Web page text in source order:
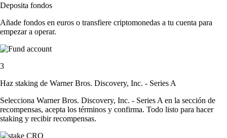
Deposita fondos
Añade fondos en euros o transfiere criptomonedas a tu cuenta para
empezar a operar.
3
Haz staking de Warner Bros. Discovery, Inc. - Series A
Selecciona Warner Bros. Discovery, Inc. - Series A en la sección de
recompensas, acepta los términos y confirma. Todo listo para hacer
staking y recibir recompensas.